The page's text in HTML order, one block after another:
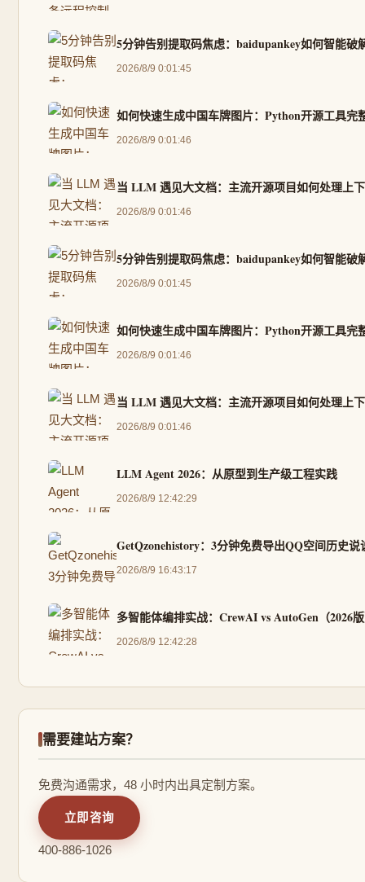
5分钟告别提取码焦虑：baidupankey如何智能破
2026/8/9 0:01:45
如何快速生成中国车牌图片：Python开源工具完
2026/8/9 0:01:46
当 LLM 遇见大文档：主流开源项目如何处理上
2026/8/9 0:01:46
5分钟告别提取码焦虑：baidupankey如何智能破
2026/8/9 0:01:45
如何快速生成中国车牌图片：Python开源工具完
2026/8/9 0:01:46
当 LLM 遇见大文档：主流开源项目如何处理上
2026/8/9 0:01:46
LLM Agent 2026：从原型到生产级工程实践
2026/8/9 12:42:29
GetQzonehistory：3分钟免费导出QQ空间历史
2026/8/9 16:43:17
多智能体编排实战：CrewAI vs AutoGen（2026
2026/8/9 12:42:28
需要建站方案？
免费沟通需求，48 小时内出具定制方案。
立即咨询
400-886-1026